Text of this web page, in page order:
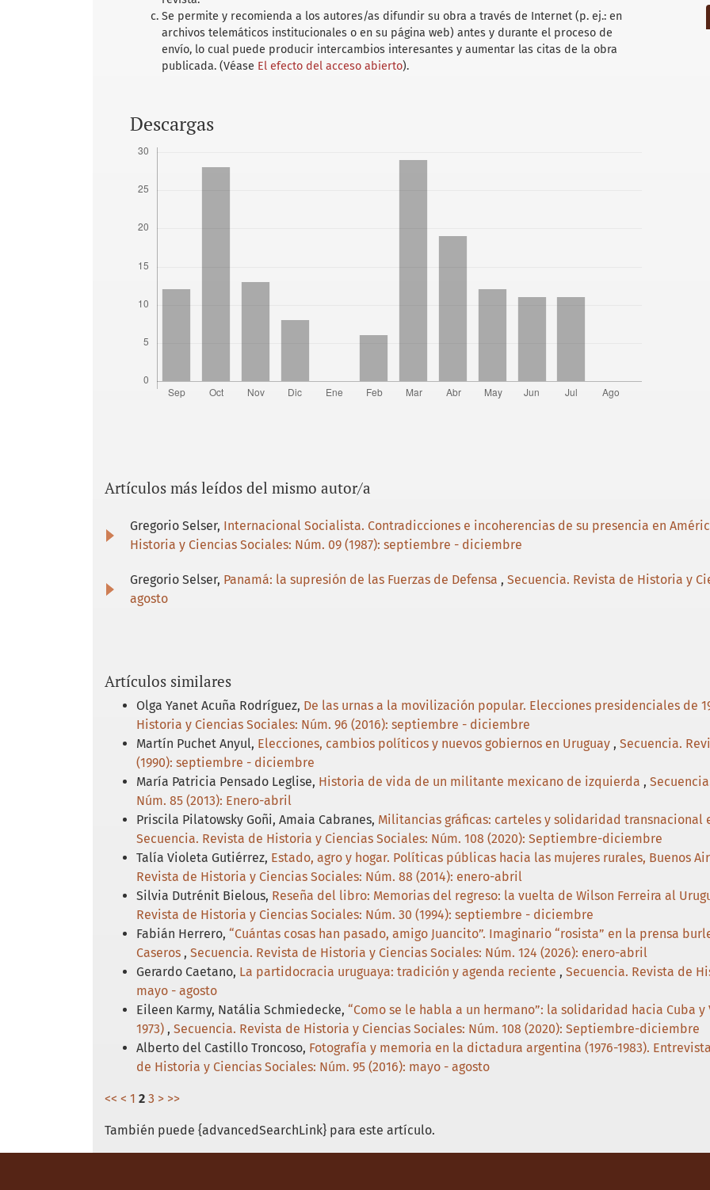
Se permite y recomienda a los autores/as difundir su obra a través de Internet (p. ej.: en
archivos telemáticos institucionales o en su página web) antes y durante el proceso de
envío, lo cual puede producir intercambios interesantes y aumentar las citas de la obra
publicada. (Véase El efecto del acceso abierto).
Descargas
Artículos más leídos del mismo autor/a
Gregorio Selser, Internacional Socialista. Contradicciones e incoherencias de su presencia en
Historia y Ciencias Sociales: Núm. 09 (1987): septiembre - diciembre
Gregorio Selser, Panamá: la supresión de las Fuerzas de Defensa , Secuencia. Revista de Historia y
agosto
Artículos similares
Olga Yanet Acuña Rodríguez, De las urnas a la movilización popular. Elecciones presidenciales de
Historia y Ciencias Sociales: Núm. 96 (2016): septiembre - diciembre
Martín Puchet Anyul, Elecciones, cambios políticos y nuevos gobiernos en Uruguay , Secuencia.
(1990): septiembre - diciembre
María Patricia Pensado Leglise, Historia de vida de un militante mexicano de izquierda ,
Núm. 85 (2013): Enero-abril
Priscila Pilatowsky Goñi, Amaia Cabranes, Militancias gráficas: carteles y solidaridad transnacional
Secuencia. Revista de Historia y Ciencias Sociales: Núm. 108 (2020): Septiembre-diciembre
Talía Violeta Gutiérrez, Estado, agro y hogar. Políticas públicas hacia las mujeres rurales, Buenos
Revista de Historia y Ciencias Sociales: Núm. 88 (2014): enero-abril
Silvia Dutrénit Bielous, Reseña del libro: Memorias del regreso: la vuelta de Wilson Ferreira al
Revista de Historia y Ciencias Sociales: Núm. 30 (1994): septiembre - diciembre
Fabián Herrero, “Cuántas cosas han pasado, amigo Juancito”. Imaginario “rosista” en la prensa
Caseros , Secuencia. Revista de Historia y Ciencias Sociales: Núm. 124 (2026): enero-abril
Gerardo Caetano, La partidocracia uruguaya: tradición y agenda reciente , Secuencia. Revista de
mayo - agosto
Eileen Karmy, Natália Schmiedecke, “Como se le habla a un hermano”: la solidaridad hacia Cuba
1973) , Secuencia. Revista de Historia y Ciencias Sociales: Núm. 108 (2020): Septiembre-diciembre
Alberto del Castillo Troncoso, Fotografía y memoria en la dictadura argentina (1976-1983).
de Historia y Ciencias Sociales: Núm. 95 (2016): mayo - agosto
<< < 1 2 3 > >>
También puede {advancedSearchLink} para este artículo.